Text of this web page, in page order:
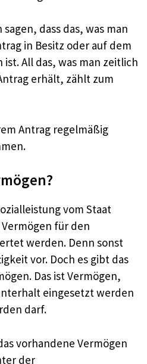
dass das, was man
in Besitz oder auf dem
All das, was man zeitlich
erhält, zählt zum
Antrag regelmäßig
vom Staat
für den
werden. Denn sonst
vor. Doch es gibt das
Das ist Vermögen,
eingesetzt werden
darf.
vorhandene Vermögen
der